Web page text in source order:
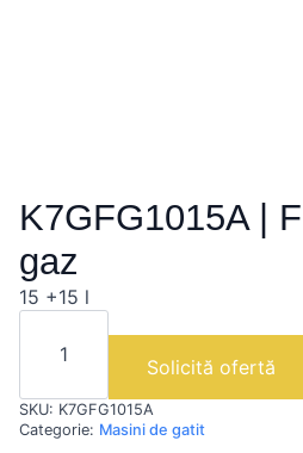
K7GFG1015A |
gaz
15 +15 l
Cantitate
K7GFG1015A
pe
gaz
Solicită ofertă
SKU: K7GFG1015A
Categorie: Masini de gatit